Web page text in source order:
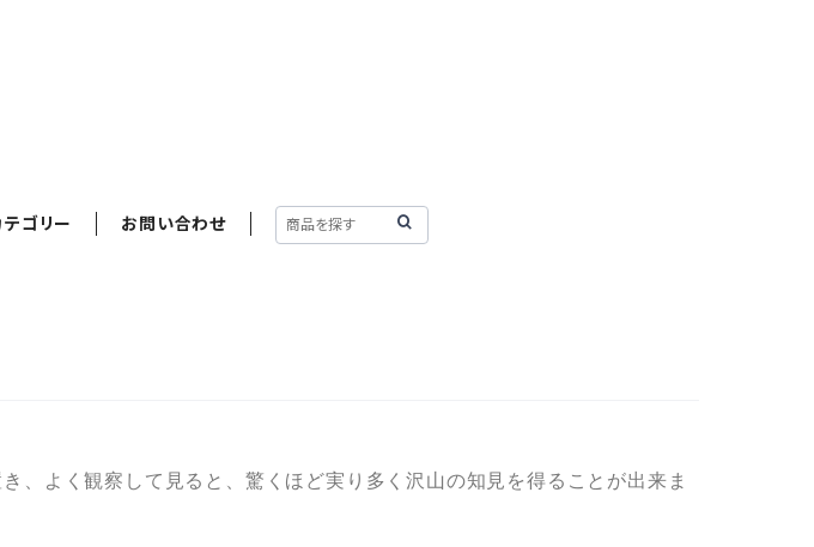
テゴリー お問い合わせ
、よく観察して見ると、驚くほど実り多く沢山の知見を得ることが出来ま